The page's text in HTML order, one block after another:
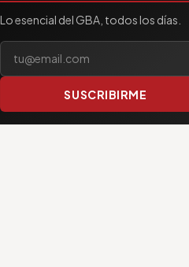
Lo esencial del GBA, todos los días.
Tu correo electrónico
SUSCRIBIRME